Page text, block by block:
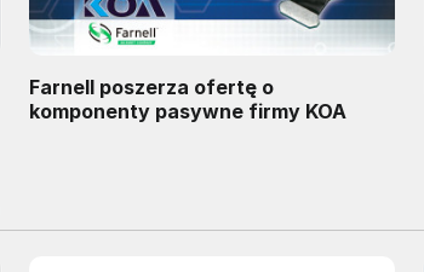
Farnell poszerza ofertę o
komponenty pasywne firmy KOA